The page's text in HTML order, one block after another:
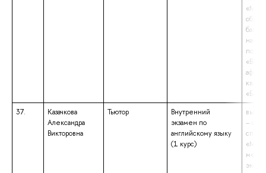
37.
Казачкова
Александра
Викторовна
Тьютор
Внутренний
экзамен по
английскому языку
(1 курс)
–